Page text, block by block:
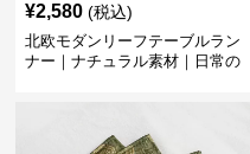
¥2,580 (税込)
北欧モダンリーフテーブルラン
ナー｜ナチュラル素材｜日常の